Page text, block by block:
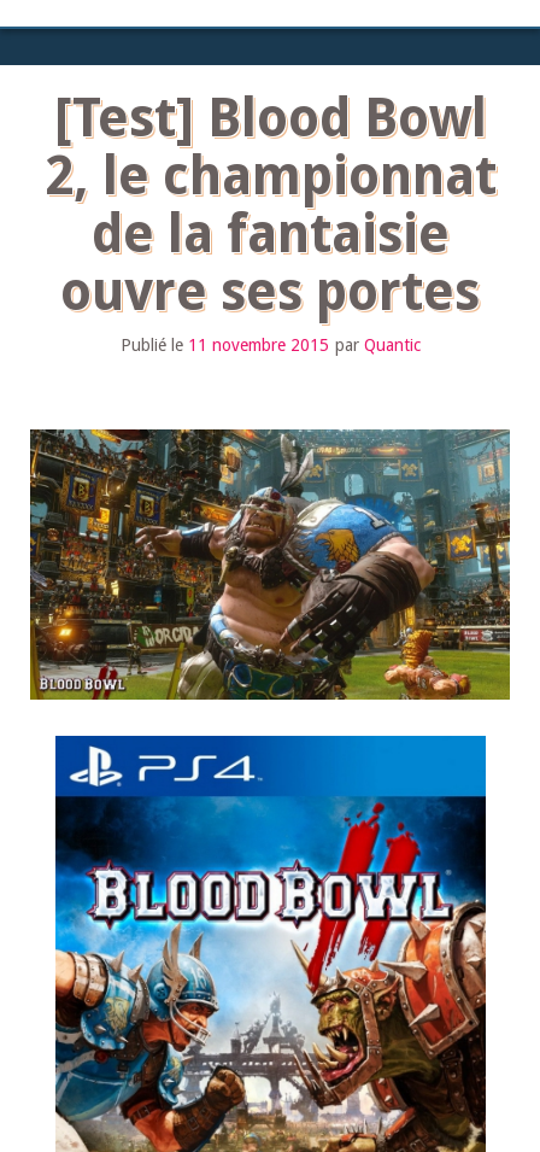
[Test] Blood Bowl
2, le championnat
de la fantaisie
ouvre ses portes
Publié le 11 novembre 2015 par Quantic